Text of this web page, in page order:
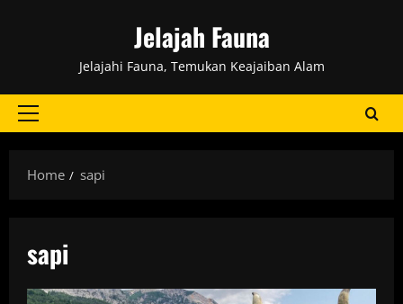
Jelajah Fauna
Jelajahi Fauna, Temukan Keajaiban Alam
Primary
Home
sapi
sapi